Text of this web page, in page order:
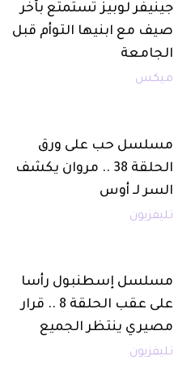
جينيفر لوبيز تستمتع بآخر
صيف مع ابنيها التوأم قبل
الجامعة
ميكس
مسلسل حب على ورق
الحلقة 38 .. مروان يكشف
السر لـ أوس
تليفزيون
مسلسل إسطنبول رأسا
على عقب الحلقة 8 .. قرار
مصيري ينتظر الجميع
تليفزيون